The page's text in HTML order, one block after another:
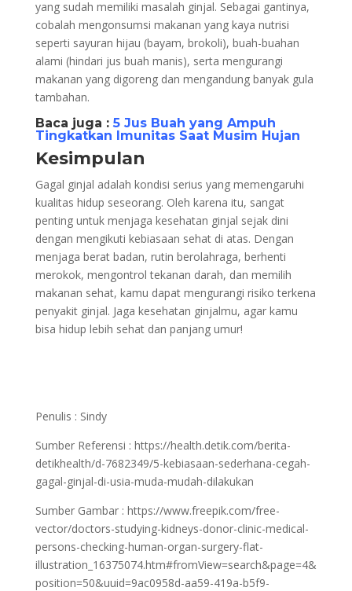
yang sudah memiliki masalah ginjal. Sebagai gantinya,
cobalah mengonsumsi makanan yang kaya nutrisi
seperti sayuran hijau (bayam, brokoli), buah-buahan
alami (hindari jus buah manis), serta mengurangi
makanan yang digoreng dan mengandung banyak gula
tambahan.
Baca juga :5 Jus Buah yang Ampuh
Tingkatkan Imunitas Saat Musim Hujan
Kesimpulan
Gagal ginjal adalah kondisi serius yang memengaruhi
kualitas hidup seseorang. Oleh karena itu, sangat
penting untuk menjaga kesehatan ginjal sejak dini
dengan mengikuti kebiasaan sehat di atas. Dengan
menjaga berat badan, rutin berolahraga, berhenti
merokok, mengontrol tekanan darah, dan memilih
makanan sehat, kamu dapat mengurangi risiko terkena
penyakit ginjal. Jaga kesehatan ginjalmu, agar kamu
bisa hidup lebih sehat dan panjang umur!
Penulis : Sindy
Sumber Referensi : https://health.detik.com/berita-
detikhealth/d-7682349/5-kebiasaan-sederhana-cegah-
gagal-ginjal-di-usia-muda-mudah-dilakukan
Sumber Gambar : https://www.freepik.com/free-
vector/doctors-studying-kidneys-donor-clinic-medical-
persons-checking-human-organ-surgery-flat-
illustration_16375074.htm#fromView=search&page=4&
position=50&uuid=9ac0958d-aa59-419a-b5f9-